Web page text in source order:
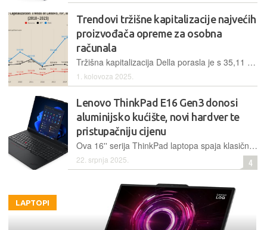
Trendovi tržišne kapitalizacije najvećih
proizvođača opreme za osobna
računala
Tržišna kapitalizacija Della porasla je s 35,11 milijardi američkih dolara u 2018. godini na 90,54 milijarde dolara do sredine ove godine
1. kolovoza 2025.
Lenovo ThinkPad E16 Gen3 donosi
aluminijsko kućište, novi hardver te
pristupačniju cijenu
Ova 16'' serija ThinkPad laptopa spaja klasične elemente poput poznate periferije s većom dijagonalom ekrana, vrlo dobrim specifikacijama i u novoj inačici aluminijskim kućištem
22. srpnja 2025. 4
LAPTOPI